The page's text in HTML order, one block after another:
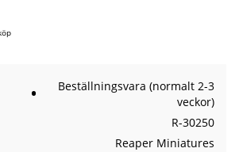
Beställningsvara (normalt 2-3
veckor)
R-30250
Reaper Miniatures